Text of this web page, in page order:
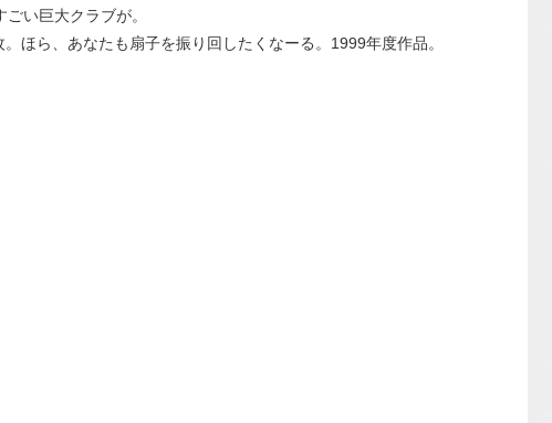
い巨大クラブが。
ほら、あなたも扇子を振り回したくなーる。1999年度作品。